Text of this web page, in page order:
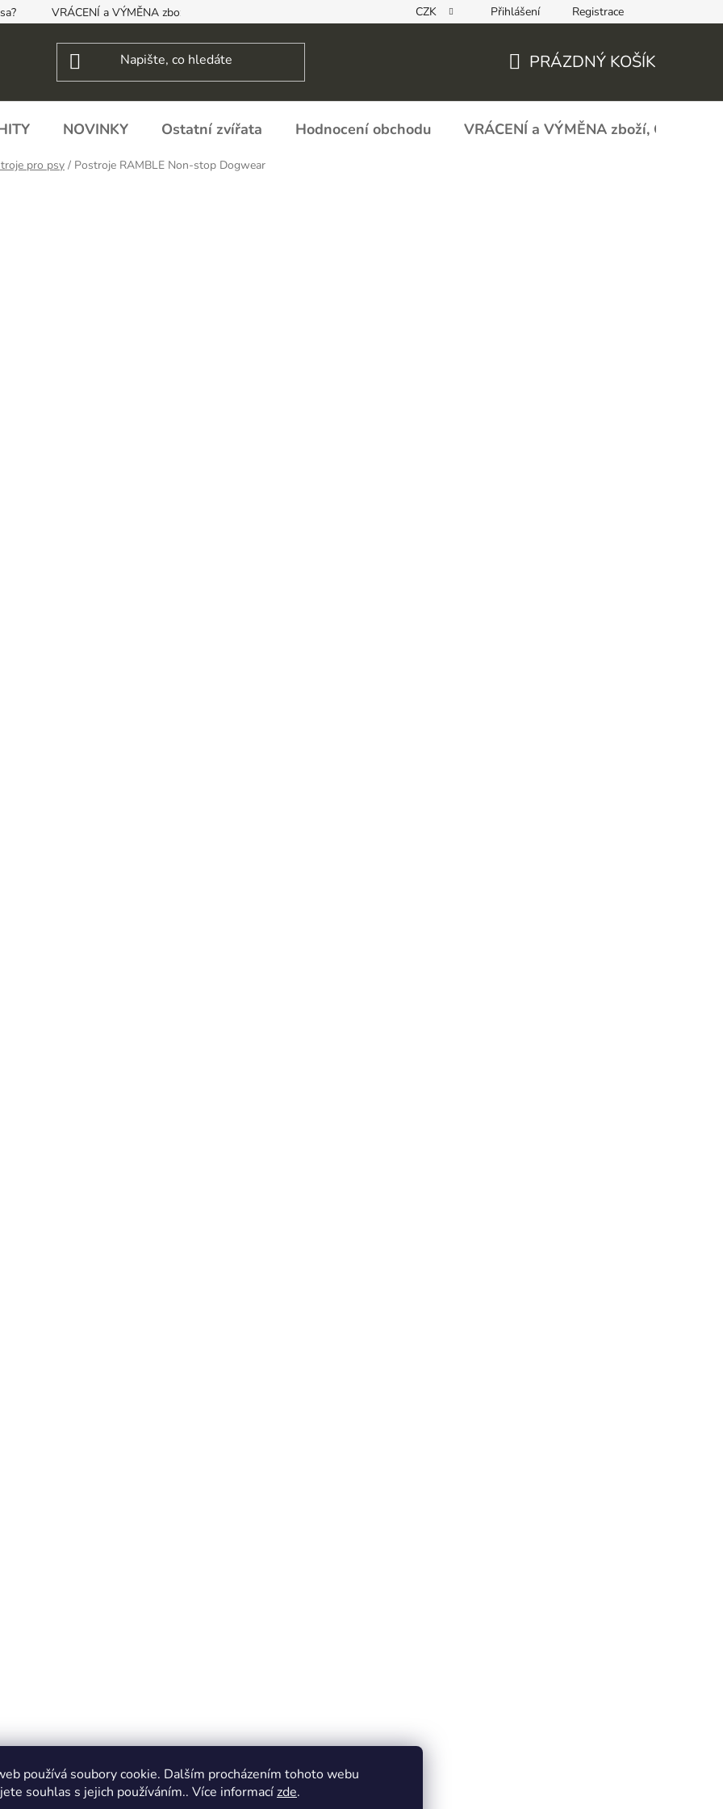
používá soubory cookie. Dalším procházením tohoto webu
souhlas s jejich používáním.. Více informacízde.
VRÁCENÍ a VÝMĚNA zboží, ODSTOUPENÍ OD SMLOUVY REKLAMAČNÍ FORMULÁŘ - zboží s vadou
CZK Přihlášení Registrace
KOŠÍK
PRÁZDNÝ KOŠÍK
NOVINKY Ostatní zvířata Hodnocení obchodu VRÁCENÍ a VÝMĚNA zboží,
pro psy / Postroje RAMBLE Non-stop Dogwear